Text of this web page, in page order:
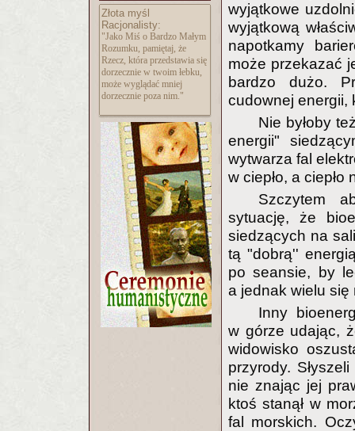
Złota myśl
Racjonalisty:
"Jako Miś o Bardzo Małym
Rozumku, pamiętaj, że
Rzecz, która przedstawia się
dorzecznie w twoim łebku,
może wyglądać mniej
dorzecznie poza nim."
wyjątkowe
wyjątkową
napotkamy
może przekazać
bardzo dużo.
cudownej energii,
Nie byłoby
energii"
wytwarza fal
w ciepło, a
Szczytem
sytuację, że
siedzących na
tą "dobrą''
po seansie, by
a jednak wielu się
Inny
w górze udając,
widowisko
przyrody.
nie znając jej
ktoś stanął w
fal morskich.